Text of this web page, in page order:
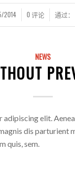
2014 0 评论 通过：
NEWS
elit.
dis parturient
quis, sem.